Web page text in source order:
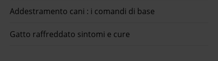
Addestramento cani : i comandi di base
Gatto raffreddato sintomi e cure